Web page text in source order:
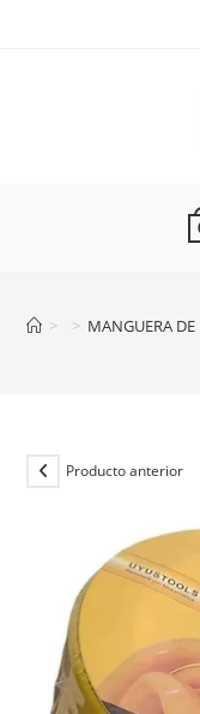
> > MANGUERA
Producto anterior